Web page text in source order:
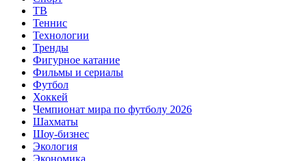
ТВ
Теннис
Технологии
Тренды
Фигурное катание
Фильмы и сериалы
Футбол
Хоккей
Чемпионат мира по футболу 2026
Шахматы
Шоу-бизнес
Экология
Экономика